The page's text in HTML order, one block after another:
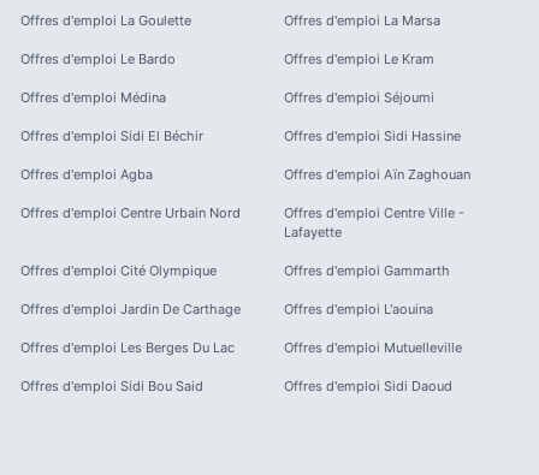
Offres d'emploi La Goulette Offres d'emploi La Marsa
Offres d'emploi Le Bardo Offres d'emploi Le Kram
Offres d'emploi Médina Offres d'emploi Séjoumi
Offres d'emploi Sidi El Béchir Offres d'emploi Sidi Hassine
Offres d'emploi Agba Offres d'emploi Aïn Zaghouan
Offres d'emploi Centre Urbain Nord Offres d'emploi Centre Ville -
Lafayette
Offres d'emploi Cité Olympique Offres d'emploi Gammarth
Offres d'emploi Jardin De Carthage Offres d'emploi L'aouina
Offres d'emploi Les Berges Du Lac Offres d'emploi Mutuelleville
Offres d'emploi Sidi Bou Said Offres d'emploi Sidi Daoud